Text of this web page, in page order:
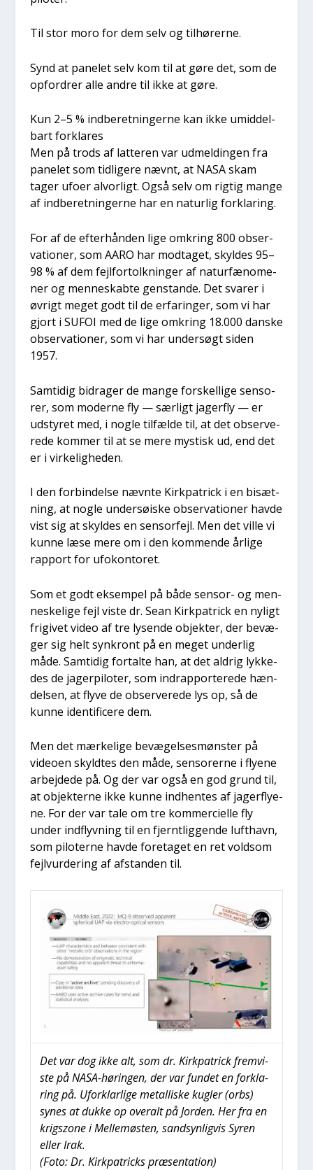
Til stor moro for dem selv og til­hø­rer­ne.
Synd at pane­let selv kom til at gøre det, som de
opfor­drer alle andre til ikke at gøre.
Kun 2–5 % ind­be­ret­nin­ger­ne kan ikke umid­del­
bart for­kla­res
Men på trods af lat­te­ren var udmel­din­gen fra
pane­let som tid­li­ge­re nævnt, at NASA skam
tager ufo­er alvor­ligt. Også selv om rig­tig man­ge
af ind­be­ret­nin­ger­ne har en natur­lig for­kla­ring.
For af de efter­hån­den lige omkring 800 obser­
va­tio­ner, som AARO har mod­ta­get, skyl­des 95–
98 % af dem fejl­for­tolk­nin­ger af natur­fæ­no­me­
ner og men­ne­skab­te gen­stan­de. Det sva­rer i
øvrigt meget godt til de erfa­rin­ger, som vi har
gjort i SUFOI med de lige omkring 18.000 dan­ske
obser­va­tio­ner, som vi har under­søgt siden
1957.
Sam­ti­dig bidra­ger de man­ge for­skel­li­ge sen­so­
rer, som moder­ne fly — sær­ligt jager­fly — er
udsty­ret med, i nog­le til­fæl­de til, at det obser­ve­
re­de kom­mer til at se mere mystisk ud, end det
er i vir­ke­lig­he­den.
I den for­bin­del­se nævn­te Kirk­pa­tri­ck i en bisæt­
ning, at nog­le under­søi­ske obser­va­tio­ner hav­de
vist sig at skyl­des en sen­sor­fejl. Men det vil­le vi
kun­ne læse mere om i den kom­men­de årli­ge
rap­port for ufo­kon­to­ret.
Som et godt eksem­pel på både sen­sor- og men­
ne­ske­li­ge fejl viste dr. Sean Kirk­pa­tri­ck en nyligt
fri­gi­vet video af tre lysen­de objek­ter, der bevæ­
ger sig helt syn­kront på en meget under­lig
måde. Sam­ti­dig for­tal­te han, at det aldrig lyk­ke­
des de jager­pi­lo­ter, som indrap­por­te­re­de hæn­
del­sen, at fly­ve de obser­ve­re­de lys op, så de
kun­ne iden­ti­fi­ce­re dem.
Men det mær­ke­li­ge bevæ­gel­ses­møn­ster på
video­en skyld­tes den måde, sen­so­rer­ne i fly­e­ne
arbej­de­de på. Og der var også en god grund til,
at objek­ter­ne ikke kun­ne ind­hen­tes af jager­fly­e­
ne. For der var tale om tre kom­merci­el­le fly
under ind­flyv­ning til en fjer­nt­lig­gen­de luft­havn,
som pilo­ter­ne hav­de fore­ta­get en ret vold­som
fejl­vur­de­ring af afstan­den til.
Det var dog ikke alt, som dr. Kirk­pa­tri­ck frem­vi­
ste på NASA-hørin­gen, der var fun­det en for­kla­
ring på. Ufor­klar­li­ge metal­li­ske kug­ler (orbs)
synes at duk­ke op overalt på Jor­den. Her fra en
krigszo­ne i Mel­le­mø­sten, sand­syn­lig­vis Syren
eller Irak.
(Foto: Dr. Kirk­pa­tri­cks præ­sen­ta­tion)